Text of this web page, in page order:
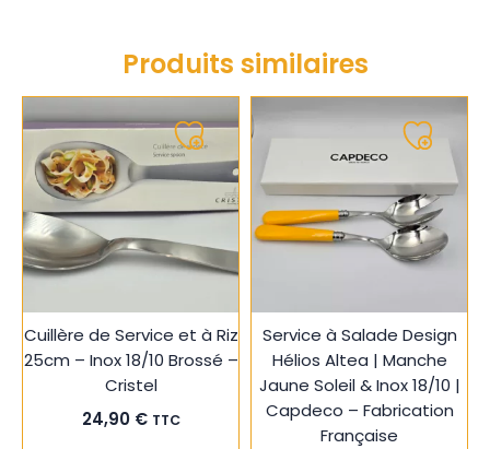
Produits similaires
Cuillère de Service et à Riz
25cm – Inox 18/10 Brossé –
Cristel
24,90 € TTC
Ajouter
à
liste
Service à Salade Design
Hélios Altea | Manche
Jaune Soleil & Inox 18/10 |
Capdeco – Fabrication
Française
Ajouter
ma
liste